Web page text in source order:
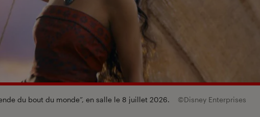
du bout du monde”, en salle le 8 juillet 2026. ©Disney Enterprises